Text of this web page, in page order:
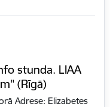
stunda. LIAA
(Rīgā)
Adrese: Elizabetes